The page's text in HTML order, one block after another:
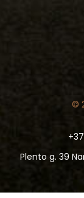
©
Plento g. 39